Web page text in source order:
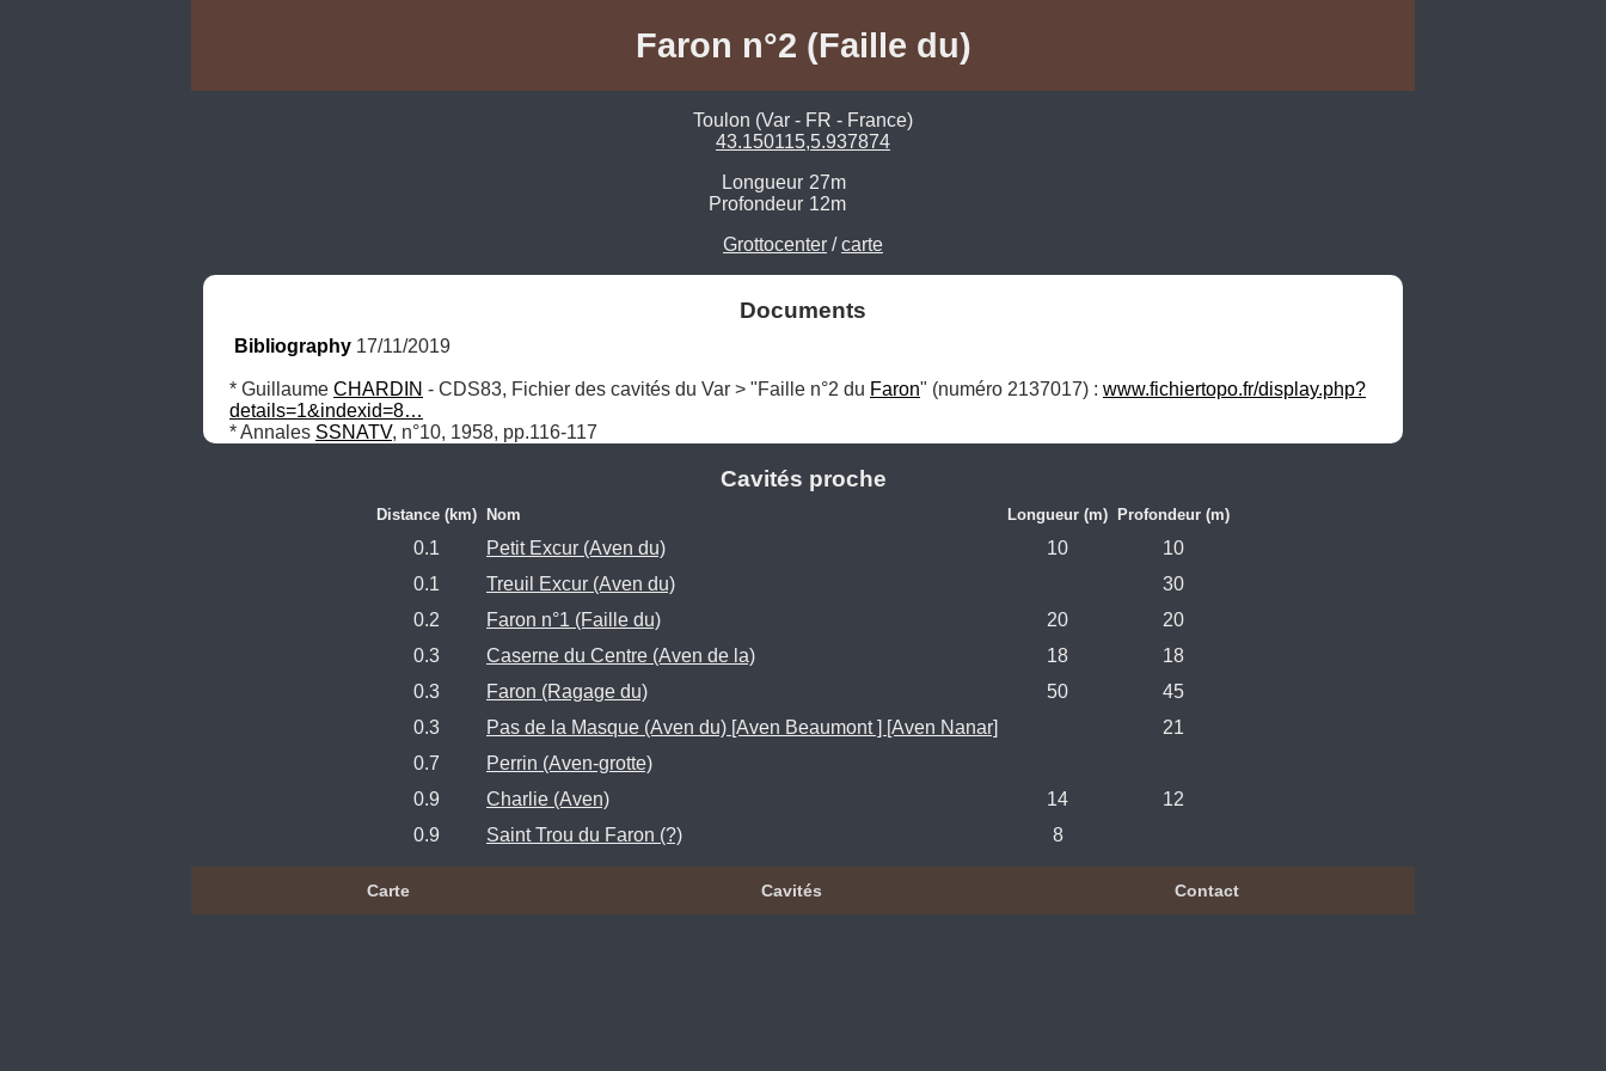
Faron n°2 (Faille du)
Toulon (Var - FR - France)
43.150115,5.937874
Longueur 27m
Profondeur 12m
Grottocenter /carte
Documents
Bibliography 17/11/2019
* Guillaume CHARDIN - CDS83, Fichier des cavités du Var > "Faille n°2 du Faron" (numéro 2137017) : www.fichiertopo.fr/display.php?
details=1&indexid=8…
* Annales SSNATV, n°10, 1958, pp.116-117
Cavités proche
Distance (km) Nom Longueur (m) Profondeur (m)
0.1 Petit Excur (Aven du) 10
10
0.1
Treuil Excur (Aven du)
30
0.2
Faron n°1 (Faille du) 20
20
0.3
Caserne du Centre (Aven de la) 18
18
0.3
Faron (Ragage du) 50
45
0.3
Pas de la Masque (Aven du) [Aven Beaumont ] [Aven Nanar]
21
0.7
Perrin (Aven-grotte)
0.9
Charlie (Aven) 14
12
0.9
Saint Trou du Faron (?) 8
Carte Cavités Contact